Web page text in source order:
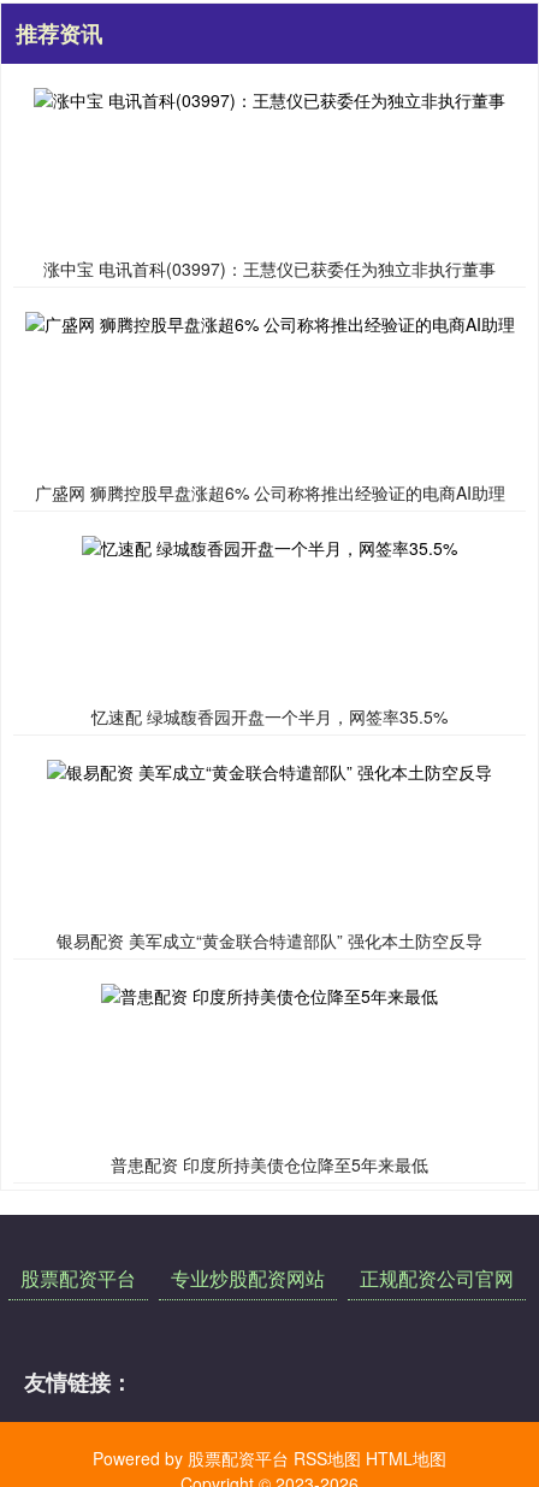
推荐资讯
涨中宝 电讯首科(03997)：王慧仪已获委任为独立非执行董事
广盛网 狮腾控股早盘涨超6% 公司称将推出经验证的电商AI助理
忆速配 绿城馥香园开盘一个半月，网签率35.5%
银易配资 美军成立“黄金联合特遣部队” 强化本土防空反导
普患配资 印度所持美债仓位降至5年来最低
股票配资平台 专业炒股配资网站 正规配资公司官网
友情链接：
Powered by 股票配资平台 RSS地图 HTML地图